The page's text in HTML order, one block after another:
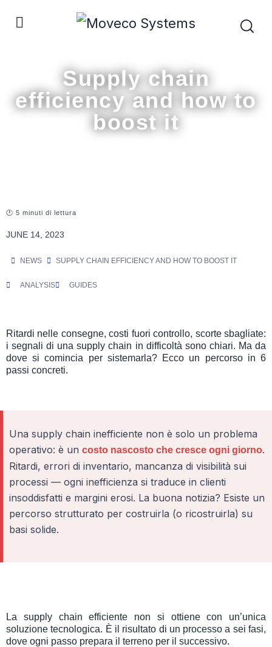
Supply chain
efficiency and how to
boost it
🕐 5 minuti di lettura
JUNE 14, 2023
NEWS SUPPLY CHAIN EFFICIENCY AND HOW TO BOOST IT
ANALYSIS GUIDES
Ritardi nelle consegne, costi fuori controllo, scorte sbagliate:
i segnali di una supply chain in difficoltà sono chiari. Ma da
dove si comincia per sistemarla? Ecco un percorso in 6
passi concreti.
Una supply chain inefficiente non è solo un problema
operativo: è un costo nascosto che cresce ogni giorno.
Ritardi, errori di inventario, mancanza di visibilità sui
processi — ogni inefficienza si traduce in clienti
insoddisfatti e margini erosi. La buona notizia? Esiste un
percorso strutturato per costruirla (o ricostruirla) su
basi solide.
La supply chain efficiente non si ottiene con un’unica
soluzione tecnologica. È il risultato di un processo a sei fasi,
dove ogni passo prepara il terreno per il successivo.